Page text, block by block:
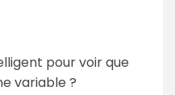
pour voir que
variable ?